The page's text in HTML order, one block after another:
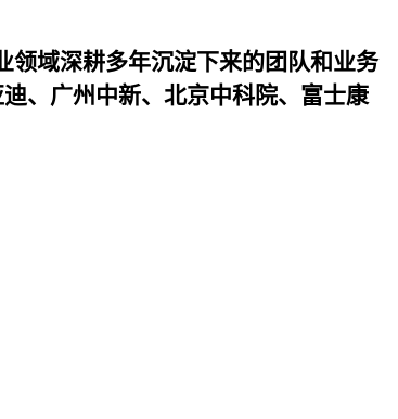
领域深耕多年沉淀下来的团队和业务
、广州中新、北京中科院、富士康